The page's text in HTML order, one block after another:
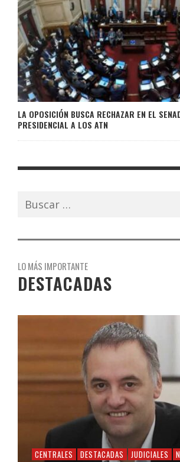
LA OPOSICIÓN BUSCA RECHAZAR EN EL
PRESIDENCIAL A LOS ATN
Buscar:
LO MÁS IMPORTANTE
DESTACADAS
CENTRALES DESTACADAS JUDICIALES